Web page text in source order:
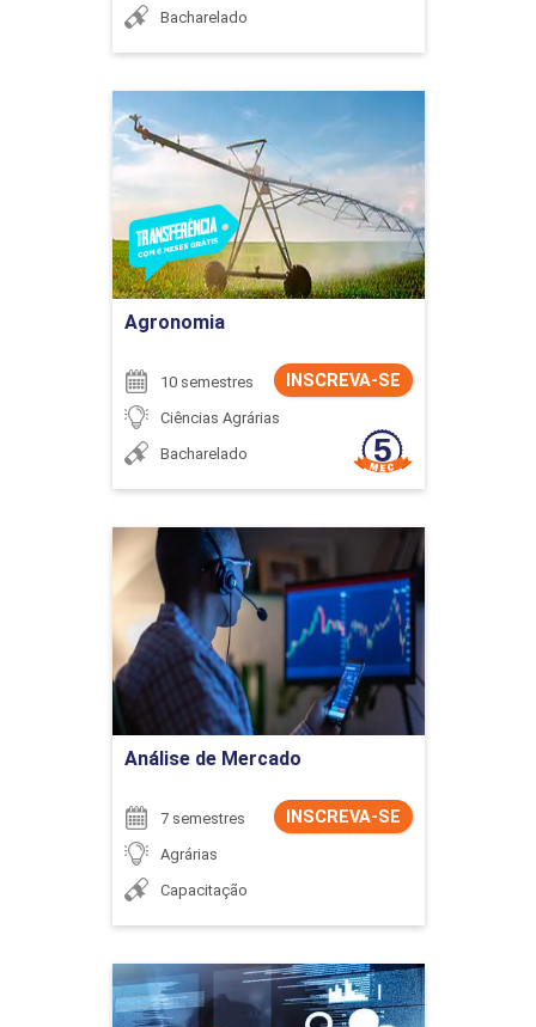
Bacharelado
Agronomia
INSCREVA-SE
10 semestres
Ciências Agrárias
Bacharelado
Agronomia
Detalhes do curso
Ir para Inscrição
Análise de Mercado
INSCREVA-SE
7 semestres
Agrárias
Capacitação
Análise de Mercado
Detalhes do curso
Ir para Inscrição
Análise e Desenvolvimento
de Sistemas